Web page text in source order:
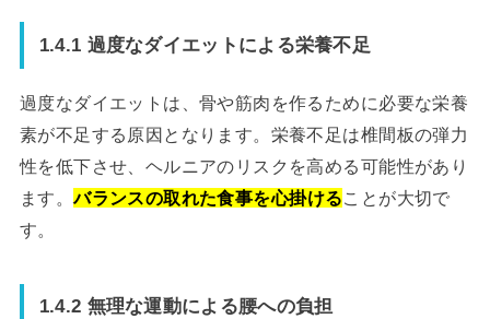
1.4.1 過度なダイエットによる栄養不足
過度なダイエットは、骨や筋肉を作るために必要な栄養
素が不足する原因となります。栄養不足は椎間板の弾力
性を低下させ、ヘルニアのリスクを高める可能性があり
ます。バランスの取れた食事を心掛けることが大切で
す。
1.4.2 無理な運動による腰への負担